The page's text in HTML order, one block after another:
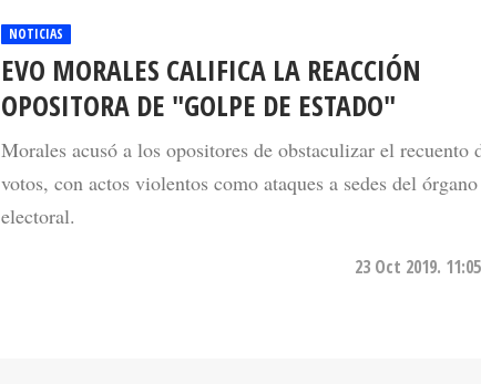
EVO MORALES CALIFICA LA REACCIÓN
OPOSITORA DE "GOLPE DE ESTADO"
Morales acusó a los opositores de obstaculizar el recuento de
votos, con actos violentos como ataques a sedes del órgano
electoral.